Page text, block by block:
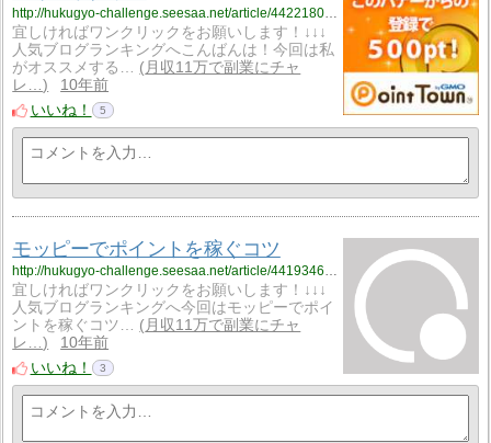
宜しければワンクリックをお願いします！↓↓↓
人気ブログランキングへこんばんは！今回は私
がオススメする…
月収11万で副業にチャ
レ…
10年前
いいね！
5
モッピーでポイントを稼ぐコツ
宜しければワンクリックをお願いします！↓↓↓
人気ブログランキングへ今回はモッピーでポイ
ントを稼ぐコツ…
月収11万で副業にチャ
レ…
10年前
いいね！
3